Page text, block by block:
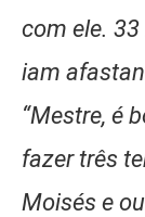
com ele.
iam
“Mestre, é
fazer três
Moisés e